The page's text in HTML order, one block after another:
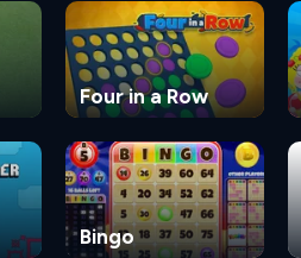
Four in a Row
Bingo